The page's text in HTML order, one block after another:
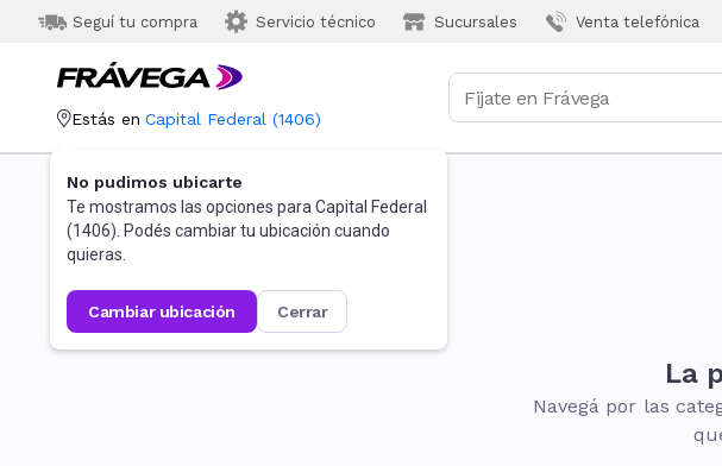
Seguí tu compra Servicio técnico Sucursales Venta telefónica
Estás en Capital Federal (1406)
No pudimos ubicarte
Te mostramos las opciones para Capital Federal
(1406). Podés cambiar tu ubicación cuando
quieras.
cambiar ubicación cerrar
La
Navegá por las